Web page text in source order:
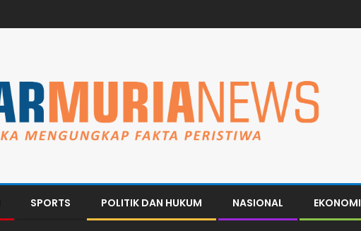
SPORTS POLITIK DAN HUKUM NASIONAL EKONOMI